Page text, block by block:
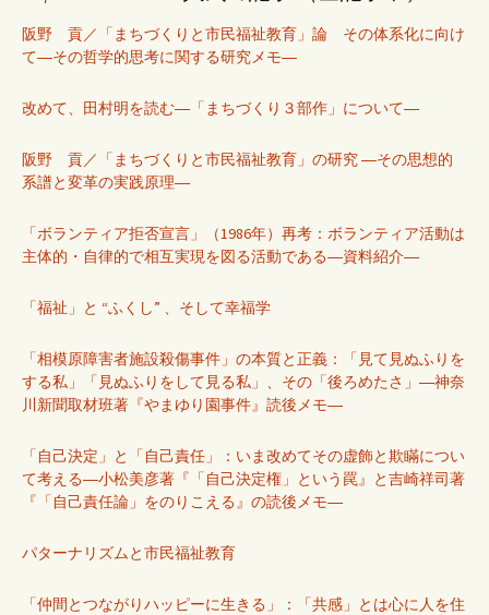
阪野 貢／「まちづくりと市民福祉教育」論 その体系化に向け
て―その哲学的思考に関する研究メモ―
改めて、田村明を読む―「まちづくり３部作」について―
阪野 貢／「まちづくりと市民福祉教育」の研究 ―その思想的
系譜と変革の実践原理―
「ボランティア拒否宣言」（1986年）再考：ボランティア活動は
主体的・自律的で相互実現を図る活動である―資料紹介―
「福祉」と “ふくし” 、そして幸福学
「相模原障害者施設殺傷事件」の本質と正義：「見て見ぬふりを
する私」「見ぬふりをして見る私」、その「後ろめたさ」―神奈
川新聞取材班著『やまゆり園事件』読後メモ―
「自己決定」と「自己責任」：いま改めてその虚飾と欺瞞につい
て考える―小松美彦著『「自己決定権」という罠』と吉崎祥司著
『「自己責任論」をのりこえる』の読後メモ―
パターナリズムと市民福祉教育
「仲間とつながりハッピーに生きる」：「共感」とは心に人を住